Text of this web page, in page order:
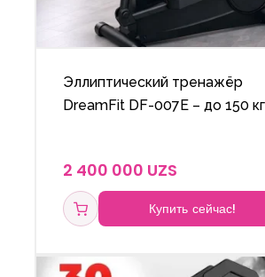
Эллиптический тренажёр
DreamFit DF-007E – до 150
2 400 000 UZS
Купить сейчас!